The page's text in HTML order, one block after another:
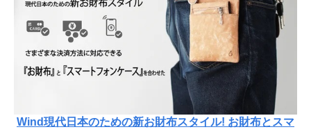
Wind現代日本のための新お財布スタイル! お財布とスマ